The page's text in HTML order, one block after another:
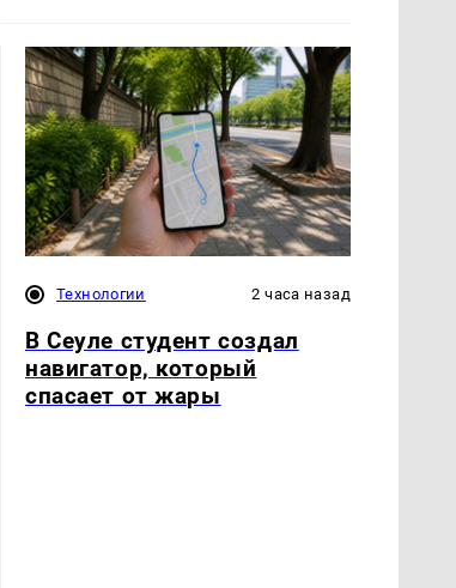
Технологии 2 часа назад
В Сеуле студент создал
навигатор, который
спасает от жары